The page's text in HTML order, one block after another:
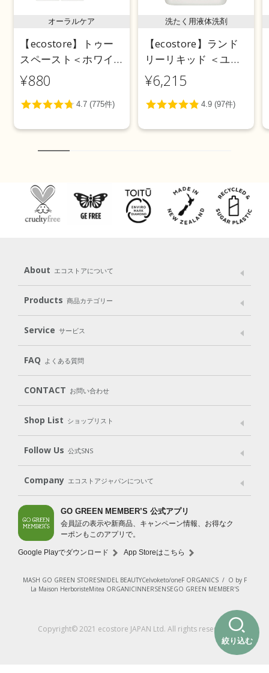
絞り込む
オーラルケア
【ecostore】トゥー
スペースト＜ホワイ
トニング＞ 100g
¥880
洗たく用液体洗剤
【ecostore】ランド
リーリキッド ＜ユー
カリ＞ 5L
¥6,215
About エコストアについて
メッセージ ブランドストーリー
パッケージへのこだわり
動物実験をしない
Products 商品カテゴリー
Laundry
Cleaning Baby Kids
Body（ボディ） Hair（ヘア） Oral care（オーラルケア）
Goods （グッズ）
Gift set
Service サービス
User Guide
Subscription（定期便）
FAQ よくある質問
CONTACT お問い合わせ
Shop List ショップリスト
Shop List
Follow Us 公式SNS
LINE＠ Instagram Facebook
Company エコストアジャパンについて
会社案内 ご利用規約
プライバシーポリシー
特定商取引法に基づく表示
免責事項
法人会員サービス
New Zealand Site
GO GREEN MEMBER’S 公式アプリ
会員証の表示や新商品、キャンペーン情報、お得なク
ーポンもこのアプリで。
Google Playでダウンロード App Storeはこちら
MASH GO GREEN STORESNIDEL BEAUTYCelvoketo/oneF ORGANICS/ O by F
La Maison HerboristeMitea ORGANICINNERSENSEGO GREEN MEMBER'S
Copyright© 2021 ecostore JAPAN Ltd. All rights reserved.